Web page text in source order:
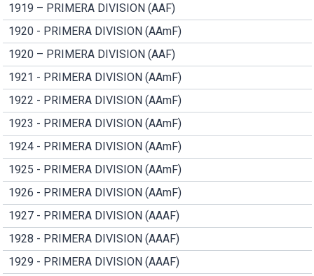
1919 – PRIMERA DIVISION (AAF)
1920 - PRIMERA DIVISION (AAmF)
1920 – PRIMERA DIVISION (AAF)
1921 - PRIMERA DIVISION (AAmF)
1922 - PRIMERA DIVISION (AAmF)
1923 - PRIMERA DIVISION (AAmF)
1924 - PRIMERA DIVISION (AAmF)
1925 - PRIMERA DIVISION (AAmF)
1926 - PRIMERA DIVISION (AAmF)
1927 - PRIMERA DIVISION (AAAF)
1928 - PRIMERA DIVISION (AAAF)
1929 - PRIMERA DIVISION (AAAF)